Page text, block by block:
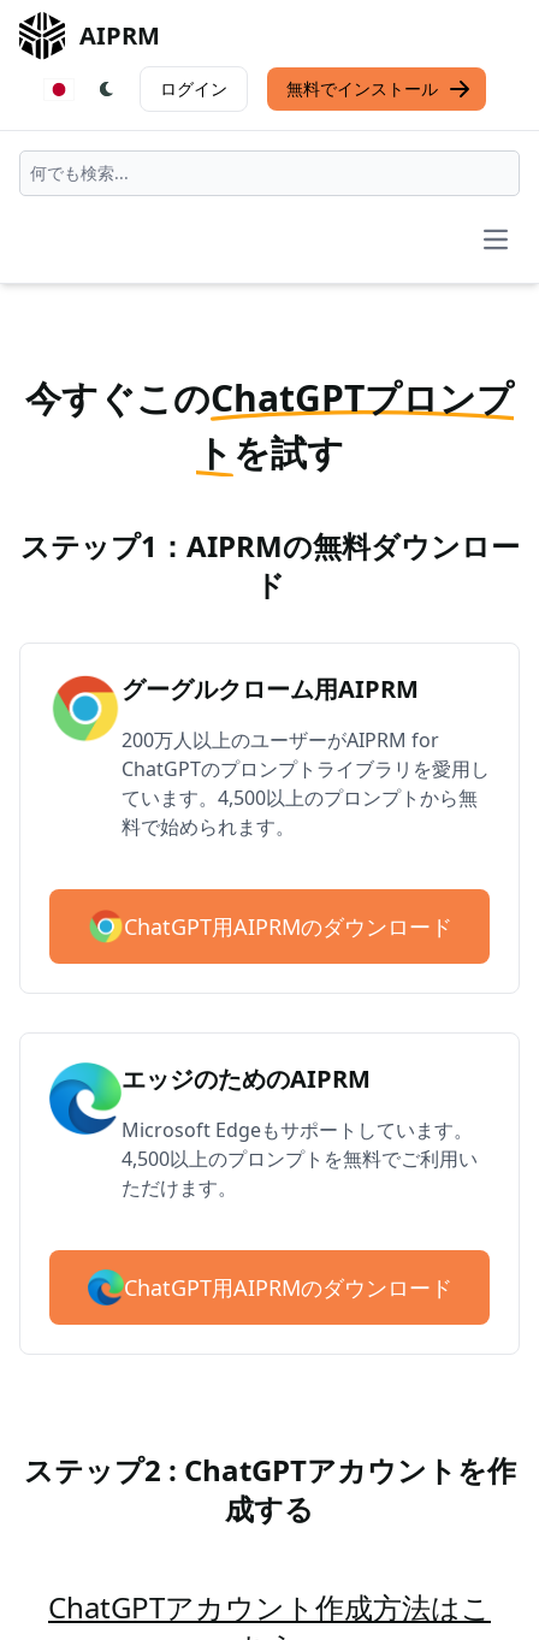
AIPRM
ログイン 無料でインストール
今すぐこのChatGPTプロンプ
ト を試す
ステップ1：AIPRMの無料ダウンロー
ド
グーグルクローム用AIPRM
200万人以上のユーザーがAIPRM for
ChatGPTのプロンプトライブラリを愛用し
ています。4,500以上のプロンプトから無
料で始められます。
ChatGPT用AIPRMのダウンロード
エッジのためのAIPRM
Microsoft Edgeもサポートしています。
4,500以上のプロンプトを無料でご利用い
ただけます。
ChatGPT用AIPRMのダウンロード
ステップ2 : ChatGPTアカウントを作
成する
ChatGPTアカウント作成方法はこ